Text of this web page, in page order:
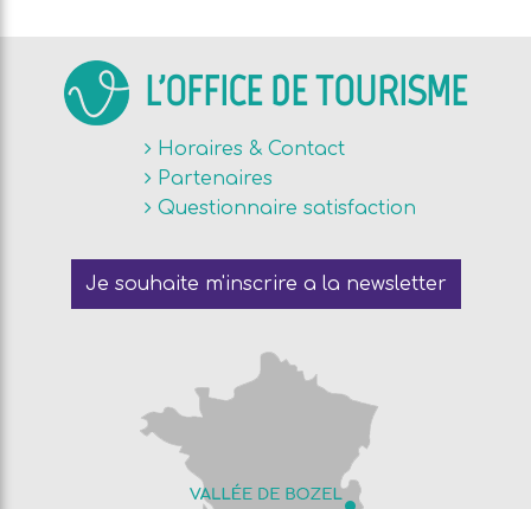
L'OFFICE DE TOURISME
Horaires & Contact
Partenaires
Questionnaire satisfaction
Je souhaite m'inscrire a la newsletter